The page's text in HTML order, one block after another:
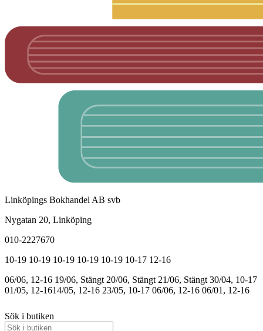
Linköpings Bokhandel AB svb
Nygatan 20, Linköping
010-2227670
10-19 10-19 10-19 10-19 10-19 10-17 12-16
06/06, 12-16 19/06, Stängt 20/06, Stängt 21/06, Stängt 30/04, 10-17
01/05, 12-1614/05, 12-16 23/05, 10-17 06/06, 12-16 06/01, 12-16
Sök i butiken